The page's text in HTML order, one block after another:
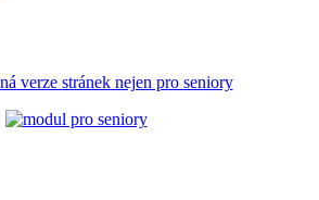
verze stránek nejen pro seniory